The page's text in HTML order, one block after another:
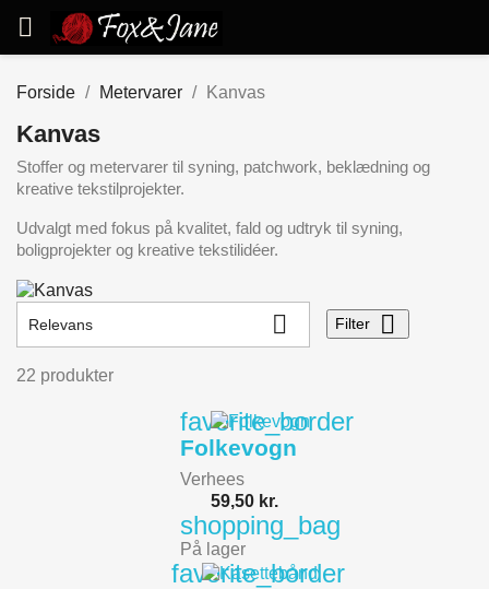

Forside Metervarer Kanvas
Kanvas
Stoffer og metervarer til syning, patchwork, beklædning og
kreative tekstilprojekter.
Udvalgt med fokus på kvalitet, fald og udtryk til syning,
boligprojekter og kreative tekstilidéer.
Relevans  Filter 
22 produkter
favorite_border
Folkevogn
Verhees
59,50 kr.
shopping_bag
På lager
favorite_border